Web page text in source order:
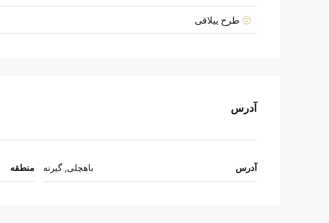
طرح ییلاقی
آدرس
آدرس باهچلی, گیرنه منطقه